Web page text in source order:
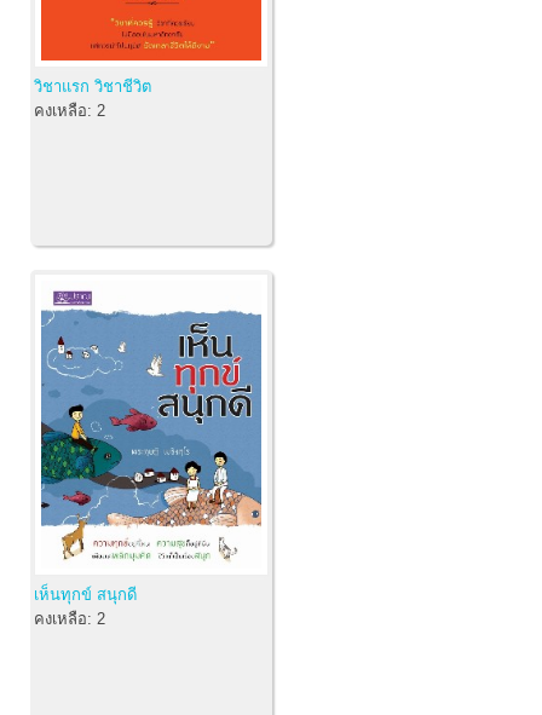
วิชาแรก วิชาชีวิต
คงเหลือ: 2
เห็นทุกข์ สนุกดี
คงเหลือ: 2